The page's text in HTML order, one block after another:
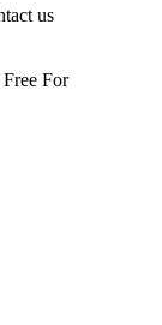
us
For